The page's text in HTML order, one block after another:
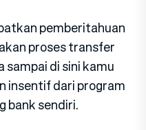
pemberitahuan
proses transfer
sampai di sini kamu
insentif dari program
bank sendiri.